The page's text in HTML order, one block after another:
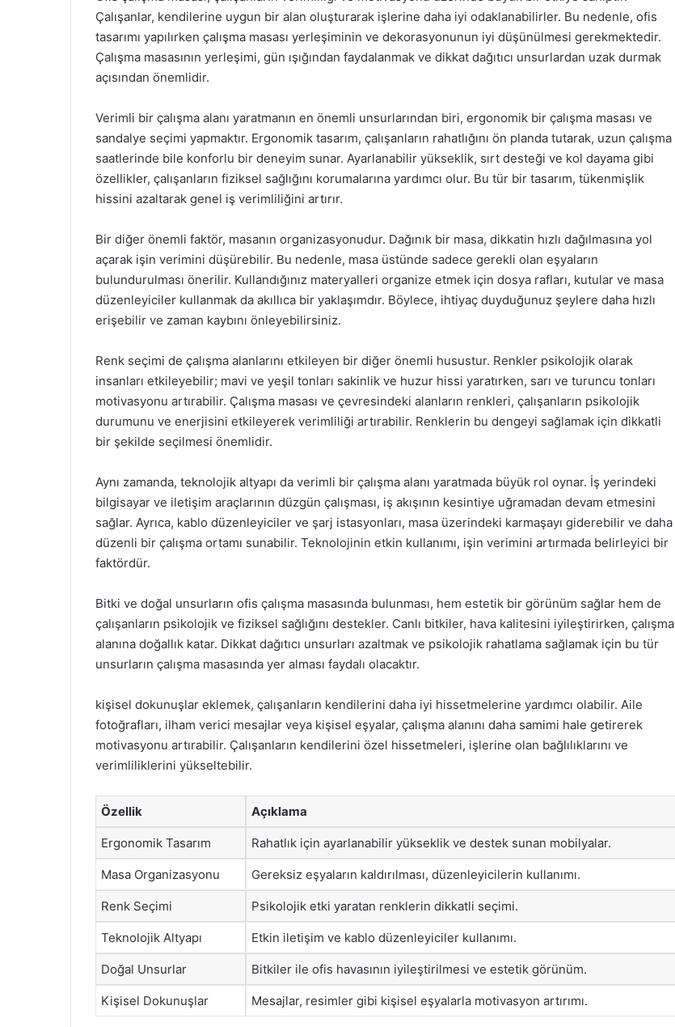
Çalışanlar, kendilerine uygun bir alan oluşturarak işlerine daha iyi odaklanabilirler. Bu nedenle, ofis
tasarımı yapılırken çalışma masası yerleşiminin ve dekorasyonunun iyi düşünülmesi gerekmektedir.
Çalışma masasının yerleşimi, gün ışığından faydalanmak ve dikkat dağıtıcı unsurlardan uzak durmak
açısından önemlidir.
Verimli bir çalışma alanı yaratmanın en önemli unsurlarından biri, ergonomik bir çalışma masası ve
sandalye seçimi yapmaktır. Ergonomik tasarım, çalışanların rahatlığını ön planda tutarak, uzun çalışma
saatlerinde bile konforlu bir deneyim sunar. Ayarlanabilir yükseklik, sırt desteği ve kol dayama gibi
özellikler, çalışanların fiziksel sağlığını korumalarına yardımcı olur. Bu tür bir tasarım, tükenmişlik
hissini azaltarak genel iş verimliliğini artırır.
Bir diğer önemli faktör, masanın organizasyonudur. Dağınık bir masa, dikkatin hızlı dağılmasına yol
açarak işin verimini düşürebilir. Bu nedenle, masa üstünde sadece gerekli olan eşyaların
bulundurulması önerilir. Kullandığınız materyalleri organize etmek için dosya rafları, kutular ve masa
düzenleyiciler kullanmak da akıllıca bir yaklaşımdır. Böylece, ihtiyaç duyduğunuz şeylere daha hızlı
erişebilir ve zaman kaybını önleyebilirsiniz.
Renk seçimi de çalışma alanlarını etkileyen bir diğer önemli husustur. Renkler psikolojik olarak
insanları etkileyebilir; mavi ve yeşil tonları sakinlik ve huzur hissi yaratırken, sarı ve turuncu tonları
motivasyonu artırabilir. Çalışma masası ve çevresindeki alanların renkleri, çalışanların psikolojik
durumunu ve enerjisini etkileyerek verimliliği artırabilir. Renklerin bu dengeyi sağlamak için dikkatli
bir şekilde seçilmesi önemlidir.
Aynı zamanda, teknolojik altyapı da verimli bir çalışma alanı yaratmada büyük rol oynar. İş yerindeki
bilgisayar ve iletişim araçlarının düzgün çalışması, iş akışının kesintiye uğramadan devam etmesini
sağlar. Ayrıca, kablo düzenleyiciler ve şarj istasyonları, masa üzerindeki karmaşayı giderebilir ve daha
düzenli bir çalışma ortamı sunabilir. Teknolojinin etkin kullanımı, işin verimini artırmada belirleyici bir
faktördür.
Bitki ve doğal unsurların ofis çalışma masasında bulunması, hem estetik bir görünüm sağlar hem de
çalışanların psikolojik ve fiziksel sağlığını destekler. Canlı bitkiler, hava kalitesini iyileştirirken, çalışma
alanına doğallık katar. Dikkat dağıtıcı unsurları azaltmak ve psikolojik rahatlama sağlamak için bu tür
unsurların çalışma masasında yer alması faydalı olacaktır.
kişisel dokunuşlar eklemek, çalışanların kendilerini daha iyi hissetmelerine yardımcı olabilir. Aile
fotoğrafları, ilham verici mesajlar veya kişisel eşyalar, çalışma alanını daha samimi hale getirerek
motivasyonu artırabilir. Çalışanların kendilerini özel hissetmeleri, işlerine olan bağlılıklarını ve
verimliliklerini yükseltebilir.
Özellik Açıklama
Ergonomik Tasarım Rahatlık için ayarlanabilir yükseklik ve destek sunan mobilyalar.
Masa Organizasyonu Gereksiz eşyaların kaldırılması, düzenleyicilerin kullanımı.
Renk Seçimi Psikolojik etki yaratan renklerin dikkatli seçimi.
Teknolojik Altyapı Etkin iletişim ve kablo düzenleyiciler kullanımı.
Doğal Unsurlar Bitkiler ile ofis havasının iyileştirilmesi ve estetik görünüm.
Kişisel Dokunuşlar Mesajlar, resimler gibi kişisel eşyalarla motivasyon artırımı.